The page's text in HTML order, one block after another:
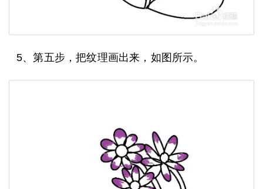
5、第五步，把纹理画出来，如图所示。